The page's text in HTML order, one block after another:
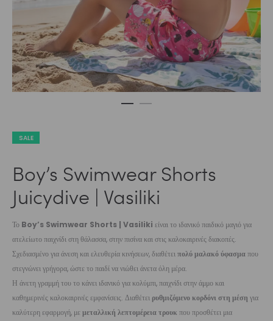
SALE
Boy’s Swimwear Shorts
Juicydive | Vasiliki
Το Boy’s Swimwear Shorts | Vasiliki είναι το ιδανικό παιδικό μαγιό για
ατελείωτο παιχνίδι στη θάλασσα, στην πισίνα και στις καλοκαιρινές διακοπές.
Σχεδιασμένο για άνεση και ελευθερία κινήσεων, διαθέτειπολύ μαλακό ύφασμαπου
στεγνώνει γρήγορα, ώστε το παιδί να νιώθει άνετα όλη μέρα.
Η άνετη γραμμή του το κάνει ιδανικό για κολύμπι, παιχνίδι στην άμμο και
καθημερινές καλοκαιρινές εμφανίσεις. Διαθέτει ρυθμιζόμενο κορδόνι στη μέση για
καλύτερη εφαρμογή, μεμεταλλική λεπτομέρεια τρουκ που προσθέτει μια